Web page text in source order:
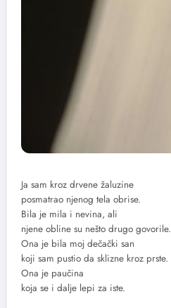
Ja sam kroz drvene žaluzine
posmatrao njenog tela obrise.
Bila je mila i nevina, ali
njene obline su nešto drugo govorile.
Ona je bila moj dečački san
koji sam pustio da sklizne kroz prste.
Ona je paučina
koja se i dalje lepi za iste.